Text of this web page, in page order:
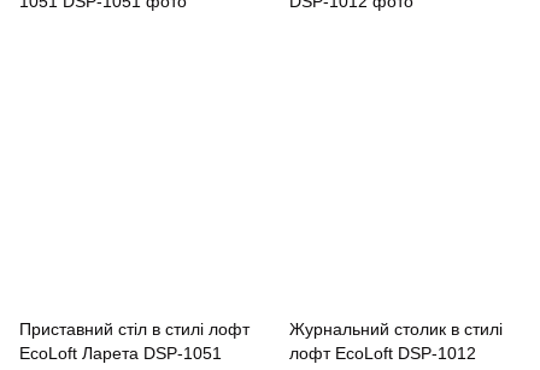
Приставний стіл в стилі лофт
EcoLoft Ларета DSP-1051
Журнальний столик в стилі
лофт EcoLoft DSP-1012